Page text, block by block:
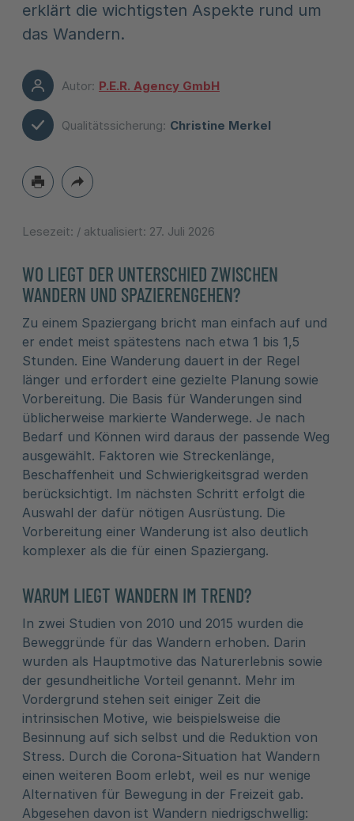
erklärt die wichtigsten Aspekte rund um
das Wandern.
Autor: P.E.R. Agency GmbH
Qualitätssicherung: Christine Merkel
Lesezeit: / aktualisiert: 27. Juli 2026
WO LIEGT DER UNTERSCHIED ZWISCHEN
WANDERN UND SPAZIERENGEHEN?
Zu einem Spaziergang bricht man einfach auf und
er endet meist spätestens nach etwa 1 bis 1,5
Stunden. Eine Wanderung dauert in der Regel
länger und erfordert eine gezielte Planung sowie
Vorbereitung. Die Basis für Wanderungen sind
üblicherweise markierte Wanderwege. Je nach
Bedarf und Können wird daraus der passende Weg
ausgewählt. Faktoren wie Streckenlänge,
Beschaffenheit und Schwierigkeitsgrad werden
berücksichtigt. Im nächsten Schritt erfolgt die
Auswahl der dafür nötigen Ausrüstung. Die
Vorbereitung einer Wanderung ist also deutlich
komplexer als die für einen Spaziergang.
WARUM LIEGT WANDERN IM TREND?
In zwei Studien von 2010 und 2015 wurden die
Beweggründe für das Wandern erhoben. Darin
wurden als Hauptmotive das Naturerlebnis sowie
der gesundheitliche Vorteil genannt. Mehr im
Vordergrund stehen seit einiger Zeit die
intrinsischen Motive, wie beispielsweise die
Besinnung auf sich selbst und die Reduktion von
Stress. Durch die Corona-Situation hat Wandern
einen weiteren Boom erlebt, weil es nur wenige
Alternativen für Bewegung in der Freizeit gab.
Abgesehen davon ist Wandern niedrigschwellig: